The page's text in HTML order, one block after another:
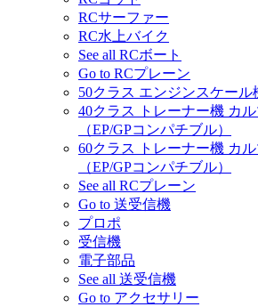
RCサーファー
RC水上バイク
See all RCボート
Go to RCプレーン
50クラス エンジンスケール
40クラス トレーナー機 カ
（EP/GPコンパチブル）
60クラス トレーナー機 カ
（EP/GPコンパチブル）
See all RCプレーン
Go to 送受信機
プロポ
受信機
電子部品
See all 送受信機
Go to アクセサリー